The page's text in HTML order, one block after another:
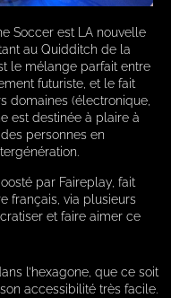
Soccer est LA nouvelle
au Quidditch de la
le mélange parfait entre
futuriste, et le fait
domaines (électronique,
est destinée à plaire à
personnes en
par Faireplay, fait
français, via plusieurs
et faire aimer ce
l’hexagone, que ce soit
accessibilité très facile.